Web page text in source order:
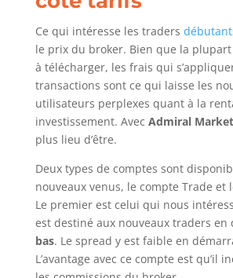
Ce qui intéresse les traders
le prix du broker. Bien que la
à télécharger, les frais qui
transactions sont ce qui laisse les
utilisateurs perplexes quant à la
investissement. Avec Admiral Market
plus lieu d’être.
Deux types de comptes sont
nouveaux venus, le compte Trade et
Le premier est celui qui nous
est destiné aux nouveaux traders en
bas. Le spread y est faible en
L’avantage avec ce compte est qu’il